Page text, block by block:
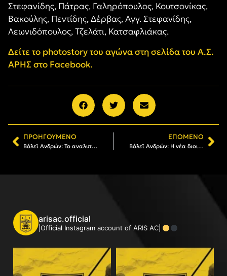
Στεφανίδης, Πάτρας, Γαληρόπουλος, Κουτσονίκας,
Βακούλης, Πεντίδης, Δέρβας, Αγγ. Στεφανίδης,
Λεωνιδόπουλος, Τζελάτι, Κατσαφλιάκας.
Δείτε το photostory του αγώνα στη σελίδα του Α.Σ.
ΑΡΗΣ στο Facebook.
ΠΡΟΗΓΟΎΜΕΝΟ
Βόλεϊ Ανδρών: Το αναλυτικό πρόγραμμα του ΑΡΗ στην Pre League
ΕΠΌΜΕΝΟ
Βόλεϊ Ανδρών: Η νέα διοικούσα επιτροπή του ΑΡΗ
arisac.official
|Official Instagram account of ARIS AC|